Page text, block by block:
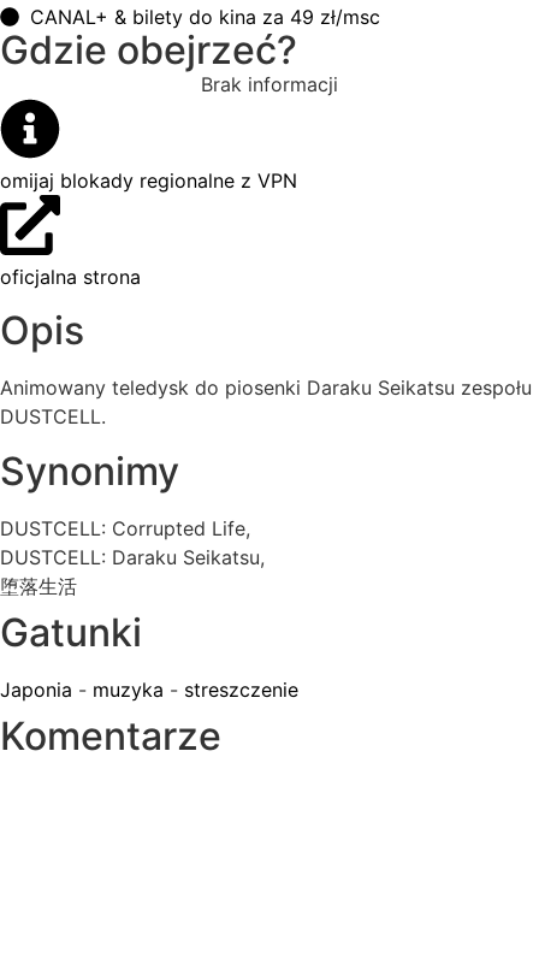
CANAL+ & bilety do kina za 49 zł/msc
Gdzie obejrzeć?
Brak informacji
omijaj blokady regionalne z VPN
oficjalna strona
Opis
Animowany teledysk do piosenki Daraku Seikatsu zespołu
DUSTCELL.
Synonimy
DUSTCELL: Corrupted Life,
DUSTCELL: Daraku Seikatsu,
堕落生活
Gatunki
Japonia - muzyka - streszczenie
Komentarze